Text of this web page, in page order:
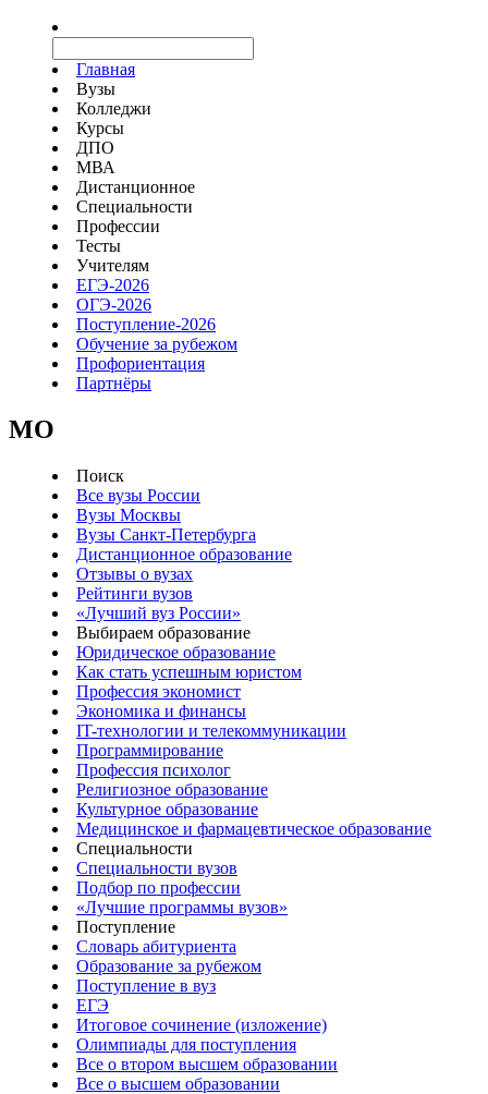
Главная
Вузы
Колледжи
Курсы
ДПО
МВА
Дистанционное
Специальности
Профессии
Тесты
Учителям
ЕГЭ-2026
ОГЭ-2026
Поступление-2026
Обучение за рубежом
Профориентация
Партнёры
MO
Поиск
Все вузы России
Вузы Москвы
Вузы Санкт-Петербурга
Дистанционное образование
Отзывы о вузах
Рейтинги вузов
«Лучший вуз России»
Выбираем образование
Юридическое образование
Как стать успешным юристом
Профессия экономист
Экономика и финансы
IT-технологии и телекоммуникации
Программирование
Профессия психолог
Религиозное образование
Культурное образование
Медицинское и фармацевтическое образование
Специальности
Специальности вузов
Подбор по профессии
«Лучшие программы вузов»
Поступление
Словарь абитуриента
Образование за рубежом
Поступление в вуз
ЕГЭ
Итоговое сочинение (изложение)
Олимпиады для поступления
Все о втором высшем образовании
Все о высшем образовании